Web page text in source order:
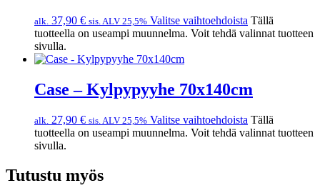
alk. 37,90 € sis. ALV 25,5% Valitse vaihtoehdoista Tällä
tuotteella on useampi muunnelma. Voit tehdä valinnat tuotteen
sivulla.
Case – Kylpypyyhe 70x140cm
alk. 27,90 € sis. ALV 25,5% Valitse vaihtoehdoista Tällä
tuotteella on useampi muunnelma. Voit tehdä valinnat tuotteen
sivulla.
Tutustu myös